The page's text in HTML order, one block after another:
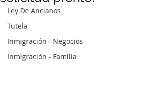
Ley De Ancianos
Tutela
Inmigración - Negocios
Inmigración - Familia